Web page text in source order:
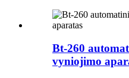
Bt-260
vyniojimo